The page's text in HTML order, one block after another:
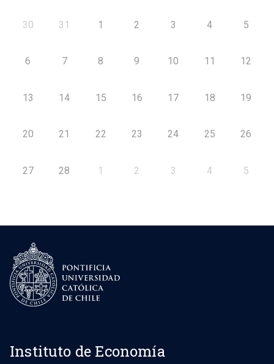
30 31 1 2 3 4 5
6 7 8 9 10 11 12
13 14 15 16 17 18 19
20 21 22 23 24 25 26
27 28 1 2 3 4 5
Instituto de Economía